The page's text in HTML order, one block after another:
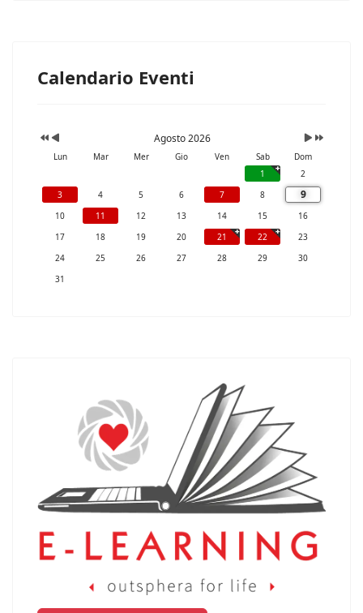
Calendario Eventi
Agosto 2026
Lun Mar Mer Gio Ven Sab
Dom
1
2
3
4 5 6 7 8 9
10 11 12 13 14 15
16
17
18 19 20 21 22
23
24
25 26 27 28 29
30
31